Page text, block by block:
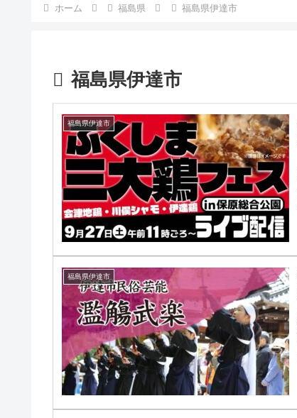
ホーム 福島県 福島県伊達市
福島県伊達市
福島県伊達市
福島県伊達市